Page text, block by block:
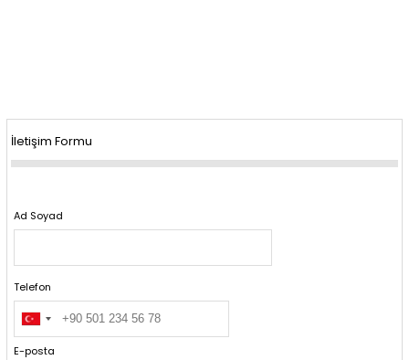
İletişim Formu
Ad Soyad
Telefon
E-posta